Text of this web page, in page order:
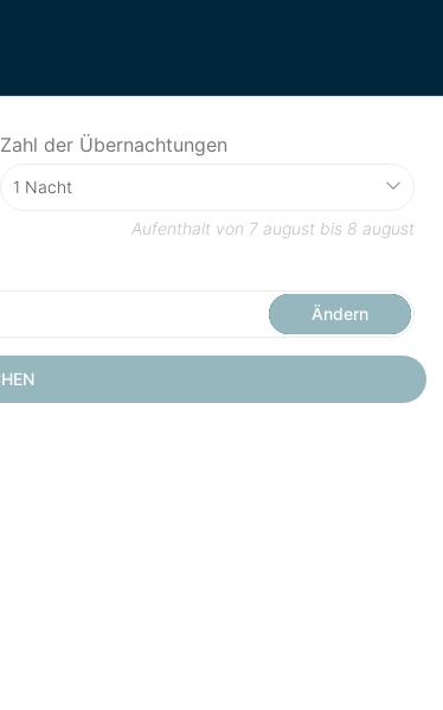
Zahl der Übernachtungen
Aufenthalt von 7 august bis 8 august
Ändern